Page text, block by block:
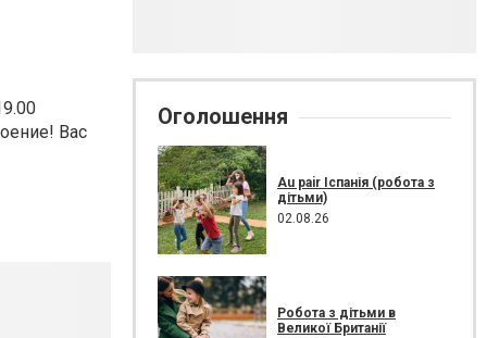
Вас
Оголошення
Au pair Іспанія (робота з
дітьми)
02.08.26
Робота з дітьми в
Великої Британії